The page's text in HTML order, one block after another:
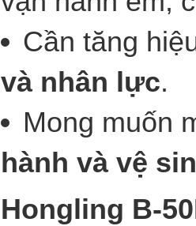
Cần tăng
và nhân lực.
Mong muốn
hành và vệ
Hongling B-